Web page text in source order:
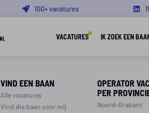
100+ vacatures
VACATURES IK ZOEK EEN
VIND EEN BAAN
Alle vacatures
Vind die baan voor mij
OPERATOR
PER
Noord-Brabant